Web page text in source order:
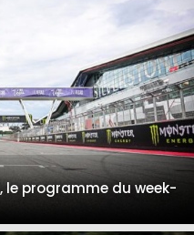
le programme du week-